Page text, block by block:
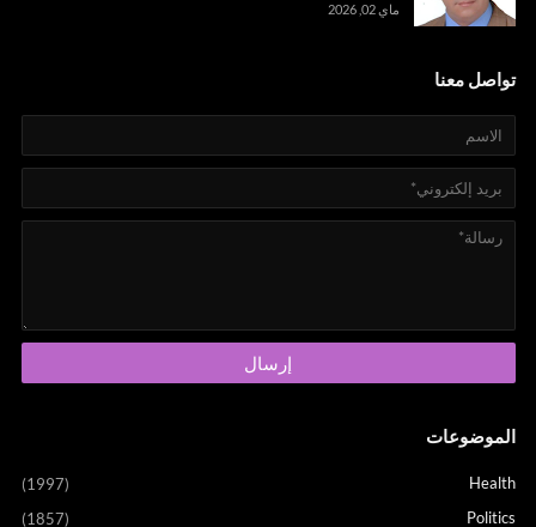
ماي 02, 2026
تواصل معنا
الموضوعات
Health
(1997)
Politics
(1857)